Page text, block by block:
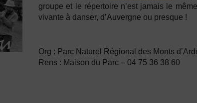
groupe et le répertoire n’est jamais le
vivante à danser, d’Auvergne ou presque !
Org : Parc Naturel Régional des Monts
Rens : Maison du Parc – 04 75 36 38 60